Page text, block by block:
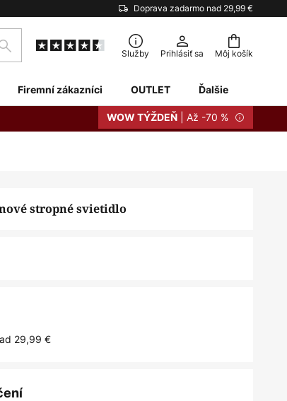
Doprava zadarmo nad 29,99 €
Môj košík
Hľadať Služby Prihlásiť sa
Firemní zákazníci OUTLET Ďalšie
WOW TÝŽDEŇ | Až -70 %
stropné svietidlo
29,99 €